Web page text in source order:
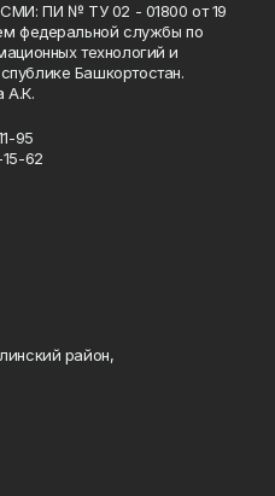
ПИ № ТУ 02 - 01800 от 19
федеральной службы по
технологий и
Башкортостан.
А.К.
95
62
район,